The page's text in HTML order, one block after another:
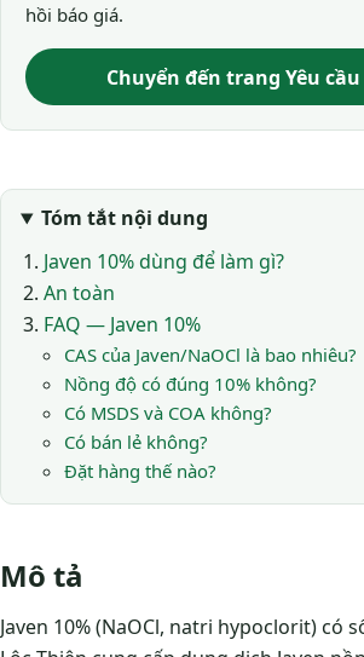
Tóm tắt nội dung
Javen 10% dùng để làm gì?
An toàn
FAQ — Javen 10%
CAS của Javen/NaOCl là bao nhiêu?
Nồng độ có đúng 10% không?
Có MSDS và COA không?
Có bán lẻ không?
Đặt hàng thế nào?
Mô tả
Javen 10% (NaOCl, natri hypoclorit) có
hồi báo giá.
Chuyển đến trang Yêu